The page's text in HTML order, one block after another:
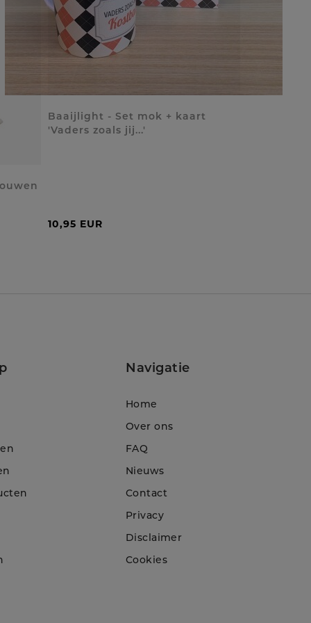
Baaijlight - Set mok + kaart
'Vaders zoals jij...'
10,95 EUR
Navigatie
Home
Over ons
FAQ
Nieuws
Contact
Privacy
Disclaimer
Cookies